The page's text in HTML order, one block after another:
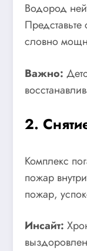
Водород
словно
Важно:
2.
Комплекс
пожар
пожар,
Инсайт: